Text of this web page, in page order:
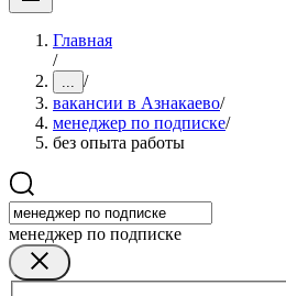
Главная
/
... /
вакансии в Азнакаево/
менеджер по подписке/
без опыта работы
менеджер по подписке